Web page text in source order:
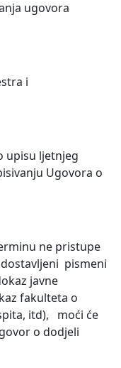
ugovora
i
upisu ljetnjeg
Ugovora o
ne pristupe
pismeni
javne
fakulteta o
itd), moći će
o dodjeli